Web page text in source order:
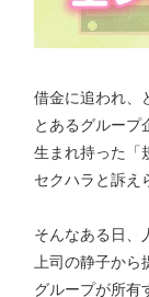
借金に追われ、
とあるグループ
生まれ持った「
セクハラと訴え
そんなある日、
上司の静子から
グループが所有